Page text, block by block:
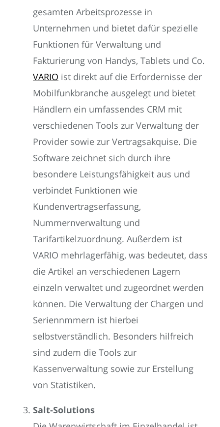
gesamten Arbeitsprozesse in
Unternehmen und bietet dafür spezielle
Funktionen für Verwaltung und
Fakturierung von Handys, Tablets und Co.
VARIO ist direkt auf die Erfordernisse der
Mobilfunkbranche ausgelegt und bietet
Händlern ein umfassendes CRM mit
verschiedenen Tools zur Verwaltung der
Provider sowie zur Vertragsakquise. Die
Software zeichnet sich durch ihre
besondere Leistungsfähigkeit aus und
verbindet Funktionen wie
Kundenvertragserfassung,
Nummernverwaltung und
Tarifartikelzuordnung. Außerdem ist
VARIO mehrlagerfähig, was bedeutet, dass
die Artikel an verschiedenen Lagern
einzeln verwaltet und zugeordnet werden
können. Die Verwaltung der Chargen und
Seriennmmern ist hierbei
selbstverständlich. Besonders hilfreich
sind zudem die Tools zur
Kassenverwaltung sowie zur Erstellung
von Statistiken.
Salt-Solutions